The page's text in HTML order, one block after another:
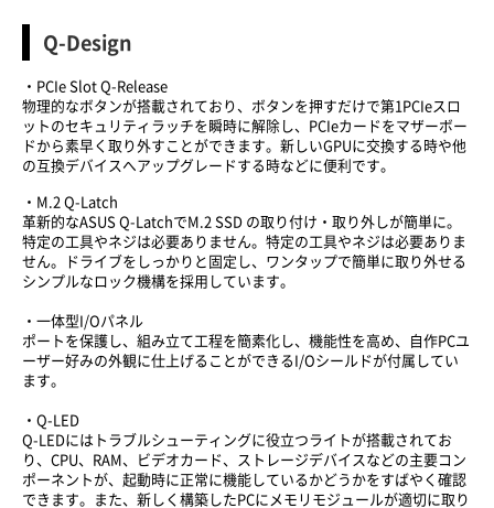
Q-Design
・PCIe Slot Q-Release
物理的なボタンが搭載されており、ボタンを押すだけで第1PCIeスロ
ットのセキュリティラッチを瞬時に解除し、PCIeカードをマザーボー
ドから素早く取り外すことができます。新しいGPUに交換する時や他
の互換デバイスへアップグレードする時などに便利です。
・M.2 Q-Latch
革新的なASUS Q-LatchでM.2 SSD の取り付け・取り外しが簡単に。
特定の工具やネジは必要ありません。特定の工具やネジは必要ありま
せん。ドライブをしっかりと固定し、ワンタップで簡単に取り外せる
シンプルなロック機構を採用しています。
・一体型I/Oパネル
ポートを保護し、組み立て工程を簡素化し、機能性を高め、自作PCユ
ーザー好みの外観に仕上げることができるI/Oシールドが付属してい
ます。
・Q-LED
Q-LEDにはトラブルシューティングに役立つライトが搭載されてお
り、CPU、RAM、ビデオカード、ストレージデバイスなどの主要コン
ポーネントが、起動時に正常に機能しているかどうかをすばやく確認
できます。また、新しく構築したPCにメモリモジュールが適切に取り